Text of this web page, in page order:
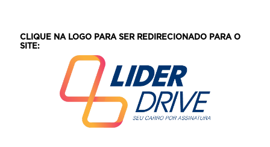
CLIQUE NA LOGO PARA SER REDIRECIONADO PARA O
SITE: